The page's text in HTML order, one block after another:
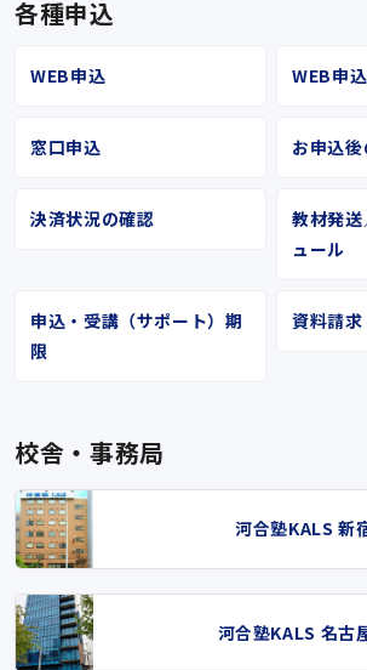
各種申込
WEB申込 WEB申
窓口申込 お申込
決済状況の確認
教材発
ュール
申込・受講（サポート）期
限
資料請求
校舎・事務局
河合塾KALS 新
河合塾KALS 名古